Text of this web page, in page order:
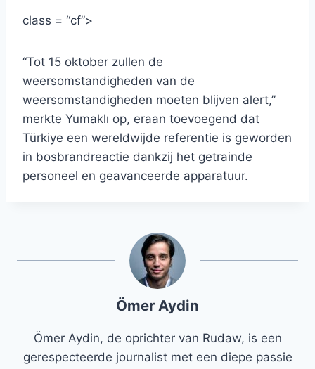
class = “cf”>
“Tot 15 oktober zullen de
weersomstandigheden van de
weersomstandigheden moeten blijven alert,”
merkte Yumaklı op, eraan toevoegend dat
Türkiye een wereldwijde referentie is geworden
in bosbrandreactie dankzij het getrainde
personeel en geavanceerde apparatuur.
Ömer Aydin
Ömer Aydin, de oprichter van Rudaw, is een
gerespecteerde journalist met een diepe passie